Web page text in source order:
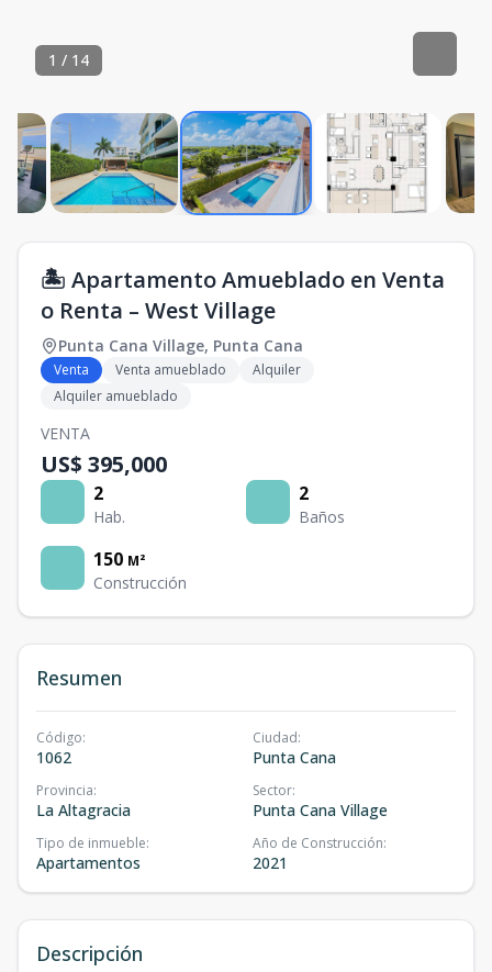
1 / 14
🏝️ Apartamento Amueblado en Venta
o Renta – West Village
Punta Cana Village, Punta Cana
Venta Venta amueblado
Alquiler
Alquiler amueblado
VENTA
US$ 395,000
2
Hab.
2
Baños
150 M²
Construcción
Resumen
Código:
1062
Ciudad:
Punta Cana
Provincia:
La Altagracia
Sector:
Punta Cana Village
Tipo de inmueble:
Apartamentos
Año de Construcción:
2021
Descripción